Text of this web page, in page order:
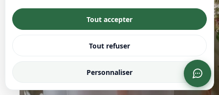
Tout accepter
Tout refuser
Personnaliser